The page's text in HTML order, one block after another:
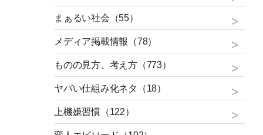
まぁるい社会（55）
メディア掲載情報（78）
ものの見方、考え方（773）
ヤバい仕組み化ネタ（18）
上機嫌習慣（122）